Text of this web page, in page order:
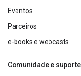
Eventos
Parceiros
e-books e webcasts
Comunidade e suporte